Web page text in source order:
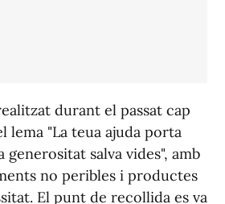
durant el passat cap
lema "La teua ajuda porta
generositat salva vides", amb
no peribles i productes
El punt de recollida es va